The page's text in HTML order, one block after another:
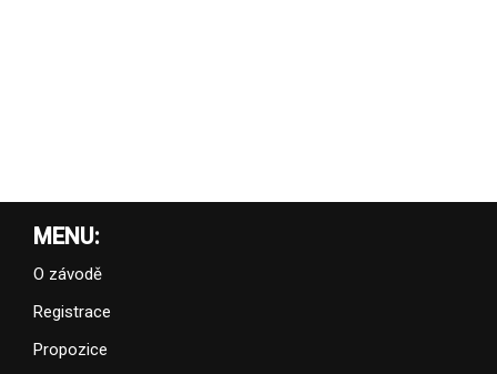
MENU:
O závodě
Registrace
Propozice